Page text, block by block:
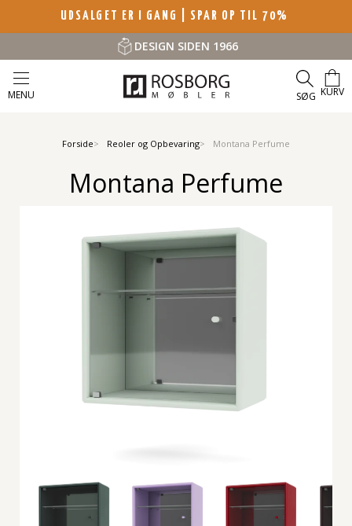
UDSALGET ER I GANG | SPAR OP TIL 70%
DESIGN SIDEN 1966
MENU SØG KURV
Forside Reoler og Opbevaring Montana Perfume
Montana Perfume